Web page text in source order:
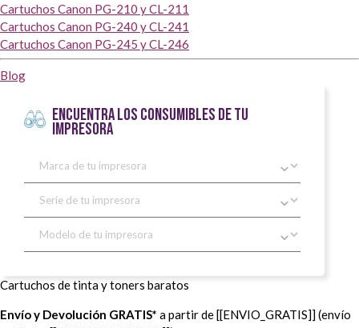
Cartuchos Canon PG-210 y CL-211
Cartuchos Canon PG-240 y CL-241
Cartuchos Canon PG-245 y CL-246
Blog
ENCUENTRA LOS CONSUMIBLES DE TU
IMPRESORA
Cartuchos de tinta y toners baratos
Envío y Devolución GRATIS* a partir de [[ENVIO_GRATIS]] (envío